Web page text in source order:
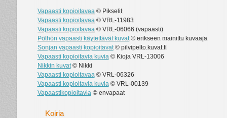
Vapaasti kopioitavaa© Pikselit
Vapaasti kopioitavaa© VRL-11983
Vapaasti kopioitavaa© VRL-06066 (vapaasti)
Pölhön vapaasti käytettävät kuvat© erikseen mainittu kuvaaja
Sonjan vapaasti kopioitavat© pilvipelto.kuvat.fi
Vapaasti kopioitavia kuvia© Kioja VRL-13006
Nikkin kuvat© Nikki
Vapaasti kopioitavaa© VRL-06326
Vapaasti kopioitavia kuvia© VRL-00139
Vapaastikopioitavia© envapaat
Koiria